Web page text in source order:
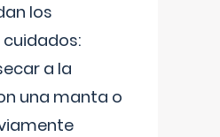
los
a la
una manta o